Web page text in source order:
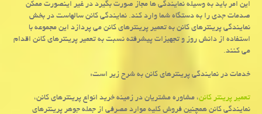
این امر باید به وسیله نمایندگی ها مجاز صورت بگیرد در غیر اینصورت ممکن
صدمات جدی را به دستگاه شما وارد کند. نمایندگی کانن سالهاست در بخش
نمایندگی پرینترهای کانن به تعمیر پرینترهای کانن می پردازد این مجموعه با
استفاده از دانش روز و تجهیزات پیشرفته نسبت به تعمیر پرینترهای کانن اقدام
می کنند.
خدمات در نمایندگی پرینترهای کانن به شرح زیر است:
تعمیر پرینتر کانن، مشاوره مشتریان در زمینه خرید انواع پرینترهای کانن،
نمایندگی کانن همچنین فروش کلیه موارد مصرفی از جمله جوهر پرینترهای